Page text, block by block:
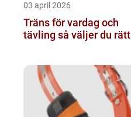
03 april 2026
Träns för vardag och
tävling så väljer du rätt